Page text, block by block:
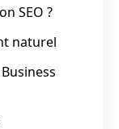
SEO ?
naturel